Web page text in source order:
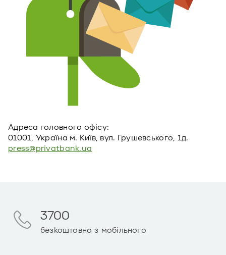
Адреса головного офiсу:
01001, Україна м. Київ, вул. Грушевського, 1д.
press@privatbank.ua
3700
безкоштовно з мобільного